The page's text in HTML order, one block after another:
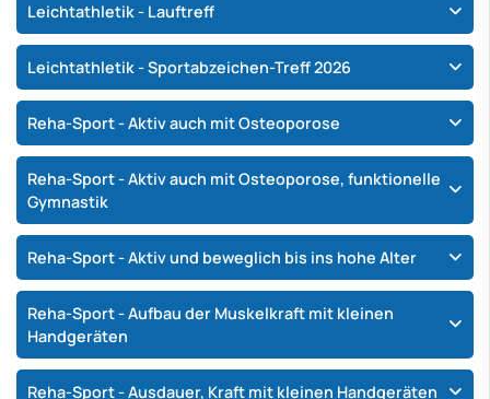
Leichtathletik - Lauftreff
Leichtathletik - Sportabzeichen-Treff 2026
Reha-Sport - Aktiv auch mit Osteoporose
Reha-Sport - Aktiv auch mit Osteoporose, funktionelle
Gymnastik
Reha-Sport - Aktiv und beweglich bis ins hohe Alter
Reha-Sport - Aufbau der Muskelkraft mit kleinen
Handgeräten
Reha-Sport - Ausdauer, Kraft mit kleinen Handgeräten